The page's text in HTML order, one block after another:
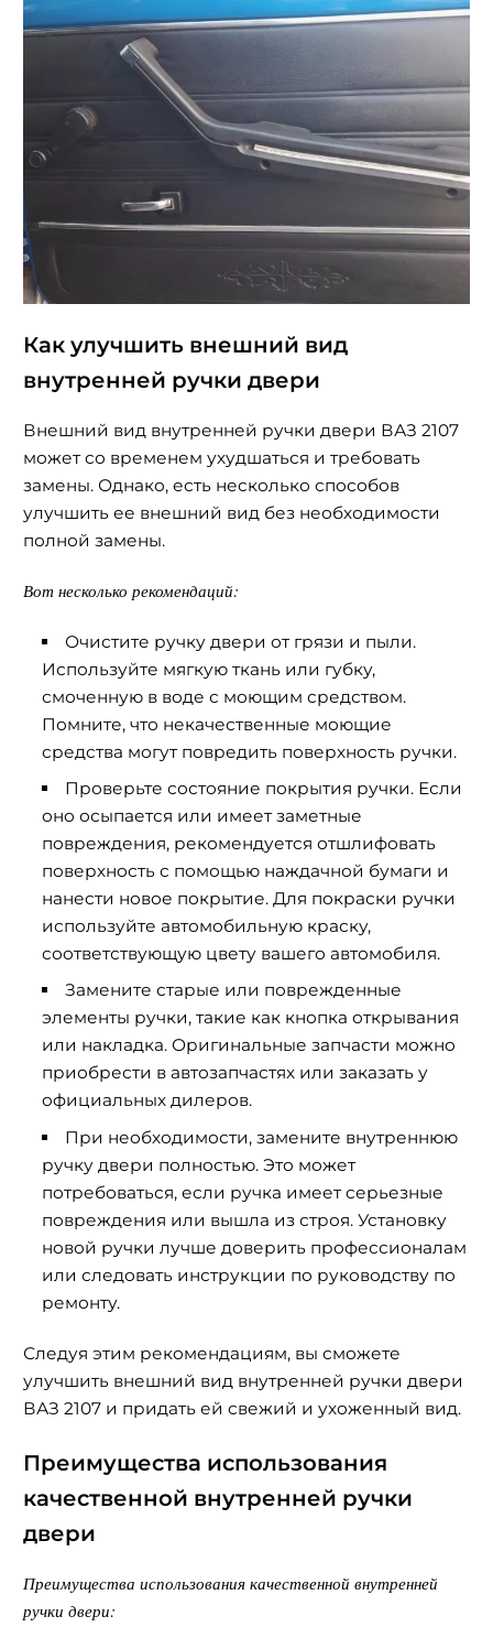
Как улучшить внешний вид
внутренней ручки двери
Внешний вид внутренней ручки двери ВАЗ 2107
может со временем ухудшаться и требовать
замены. Однако, есть несколько способов
улучшить ее внешний вид без необходимости
полной замены.
Вот несколько рекомендаций:
Очистите ручку двери от грязи и пыли.
Используйте мягкую ткань или губку,
смоченную в воде с моющим средством.
Помните, что некачественные моющие
средства могут повредить поверхность ручки.
Проверьте состояние покрытия ручки. Если
оно осыпается или имеет заметные
повреждения, рекомендуется отшлифовать
поверхность с помощью наждачной бумаги и
нанести новое покрытие. Для покраски ручки
используйте автомобильную краску,
соответствующую цвету вашего автомобиля.
Замените старые или поврежденные
элементы ручки, такие как кнопка открывания
или накладка. Оригинальные запчасти можно
приобрести в автозапчастях или заказать у
официальных дилеров.
При необходимости, замените внутреннюю
ручку двери полностью. Это может
потребоваться, если ручка имеет серьезные
повреждения или вышла из строя. Установку
новой ручки лучше доверить профессионалам
или следовать инструкции по руководству по
ремонту.
Следуя этим рекомендациям, вы сможете
улучшить внешний вид внутренней ручки двери
ВАЗ 2107 и придать ей свежий и ухоженный вид.
Преимущества использования
качественной внутренней ручки
двери
Преимущества использования качественной внутренней
ручки двери: